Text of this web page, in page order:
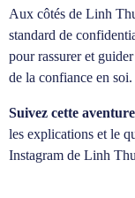
Aux côtés de Linh
standard de
pour rassurer et
de la confiance en soi.
Suivez cette
les explications et le
Instagram de Linh